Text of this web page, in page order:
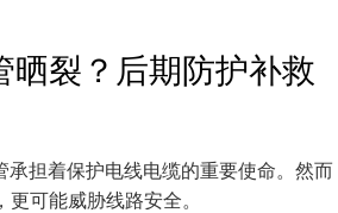
晒裂？后期防护补救​
承担着保护电线电缆的重要使命。然
可能威胁线路安全。